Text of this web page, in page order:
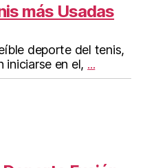
más Usadas
deporte del tenis,
iniciarse en el, ...